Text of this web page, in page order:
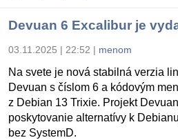
Devuan 6 Excalibur je
03.11.2025 | 22:52 | menom
Na svete je nová stabilná verzia
Devuan s číslom 6 a kódovým
z Debian 13 Trixie. Projekt
poskytovanie alternatívy k
bez SystemD.